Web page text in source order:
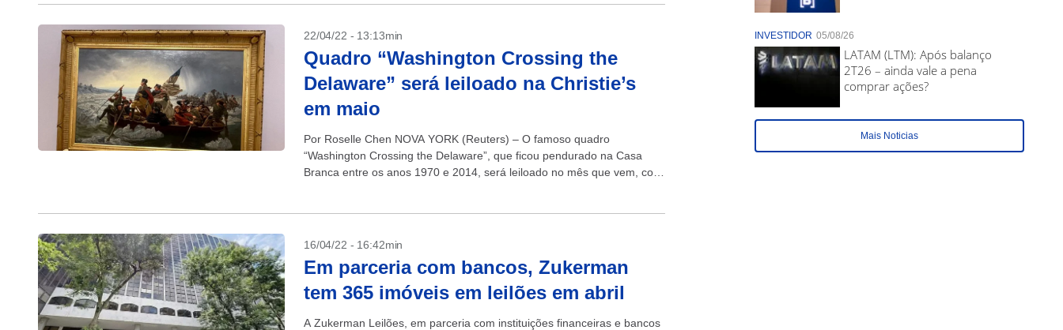
22/04/22 - 13:13min
Quadro “Washington Crossing the
Delaware” será leiloado na Christie’s
em maio
Por Roselle Chen NOVA YORK (Reuters) – O famoso quadro
“Washington Crossing the Delaware”, que ficou pendurado na Casa
Branca entre os anos 1970 e 2014, será leiloado no mês que vem, com
16/04/22 - 16:42min
Em parceria com bancos, Zukerman
tem 365 imóveis em leilões em abril
A Zukerman Leilões, em parceria com instituições financeiras e bancos
INVESTIDOR 05/08/26
LATAM (LTM): Após balanço
2T26 – ainda vale a pena
comprar ações?
Mais Noticias